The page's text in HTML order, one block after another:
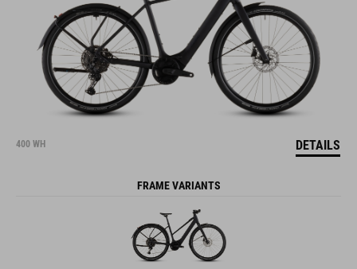
400 WH DETAILS
FRAME VARIANTS